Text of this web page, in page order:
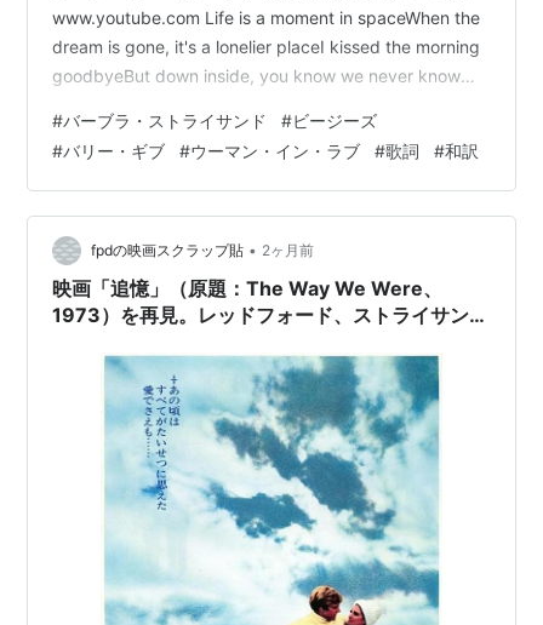
www.youtube.com Life is a moment in spaceWhen the
dream is gone, it's a lonelier placeI kissed the morning
goodbyeBut down inside, you know we never know
and the feeling is strongI turn away f…
#バーブラ・ストライサンド #ビージーズ
#バリー・ギブ #ウーマン・イン・ラブ #歌詞 #和訳
fpdの映画スクラップ貼 • 2ヶ月前
映画「追憶」（原題：The Way We Were、
1973）を再見。レッドフォード、ストライサンド